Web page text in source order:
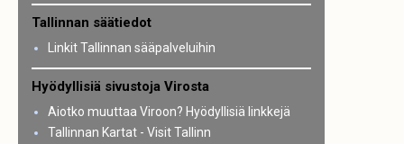
Tallinnan säätiedot
Linkit Tallinnan sääpalveluihin
Hyödyllisiä sivustoja Virosta
Aiotko muuttaa Viroon? Hyödyllisiä linkkejä
Tallinnan Kartat - Visit Tallinn